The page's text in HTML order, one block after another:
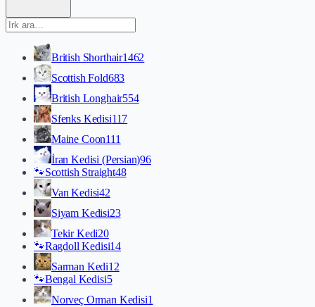
British Shorthair1462
Scottish Fold683
British Longhair554
Sfenks Kedisi117
Maine Coon111
İran Kedisi (Persian)96
🐾Scottish Straight48
Van Kedisi42
Siyam Kedisi23
Tekir Kedi20
🐾Ragdoll Kedisi14
Sarman Kedi12
🐾Bengal Kedisi5
Norveç Orman Kedisi1